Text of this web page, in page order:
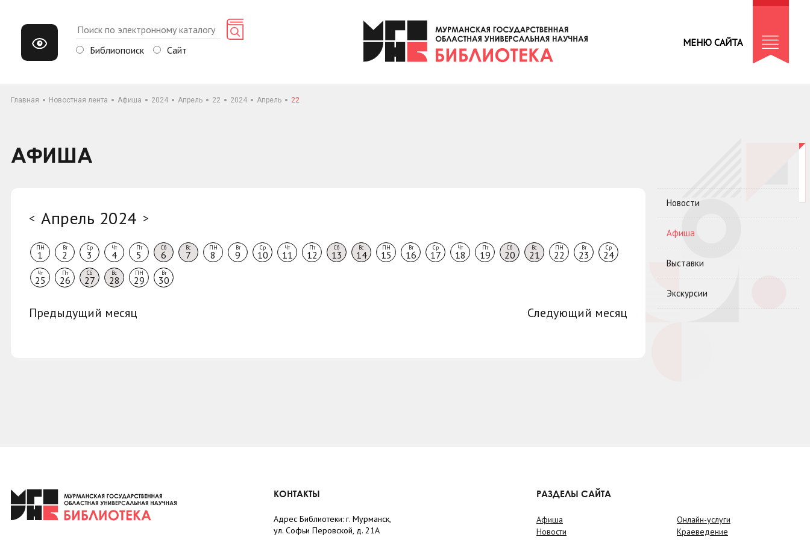
Библиопоиск Сайт
МЕНЮ САЙТА
Главная Новостная лента Афиша 2024 Апрель 22 2024 Апрель 22
АФИША
< Апрель 2024 >
ПН
1
Вт
2
Ср
3
Чт
4
Пт
5
Сб
6
Вс
7
ПН
8
Вт
9
Ср
10
Чт
11
Пт
12
Сб
13
Вс
14
ПН
15
Вт
16
Ср
17
Чт
18
Пт
19
Сб
20
Вс
21
ПН
22
Вт
23
Ср
24
Чт
25
Пт
26
Сб
27
Вс
28
ПН
29
Вт
30
Предыдущий месяц Следующий месяц
Новости
Афиша
Выставки
Экскурсии
КОНТАКТЫ
Адрес Библиотеки: г. Мурманск,
ул. Софьи Перовской, д. 21А
РАЗДЕЛЫ САЙТА
Афиша
Новости
Онлайн-услуги
Краеведение